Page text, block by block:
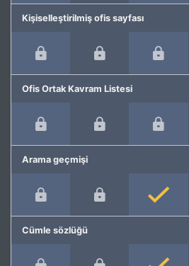
Kişiselleştirilmiş ofis sayfası
Ofis Ortak Kavram Listesi
Arama geçmişi
Cümle sözlüğü